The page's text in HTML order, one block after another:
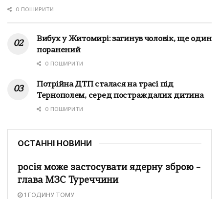
0 ПОШИРИТИ
Вибух у Житомирі: загинув чоловік, ще один
поранений
0 ПОШИРИТИ
Потрійна ДТП сталася на трасі під
Тернополем, серед постраждалих дитина
0 ПОШИРИТИ
ОСТАННІ НОВИНИ
росія може застосувати ядерну зброю –
глава МЗС Туреччини
1 ГОДИНУ ТОМУ